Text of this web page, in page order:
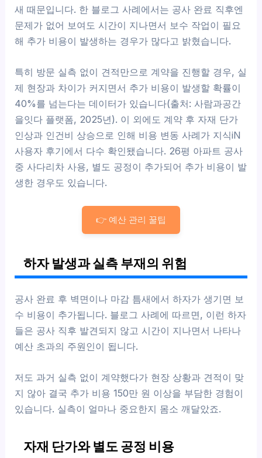
새 때문입니다. 한 블로그 사례에서는 공사 완료 직후엔
문제가 없어 보여도 시간이 지나면서 보수 작업이 필요
해 추가 비용이 발생하는 경우가 많다고 밝혔습니다.
특히 방문 실측 없이 견적만으로 계약을 진행할 경우, 실
제 현장과 차이가 커지면서 추가 비용이 발생할 확률이
40%를 넘는다는 데이터가 있습니다(출처: 사람과공간
을잇다 플랫폼, 2025년). 이 외에도 계약 후 자재 단가
인상과 인건비 상승으로 인해 비용 변동 사례가 지식iN
사용자 후기에서 다수 확인됐습니다. 26평 아파트 공사
중 사다리차 사용, 별도 공정이 추가되어 추가 비용이 발
생한 경우도 있습니다.
👉 예산 관리 꿀팁
하자 발생과 실측 부재의 위험
공사 완료 후 벽면이나 마감 틈새에서 하자가 생기면 보
수 비용이 추가됩니다. 블로그 사례에 따르면, 이런 하자
들은 공사 직후 발견되지 않고 시간이 지나면서 나타나
예산 초과의 주원인이 됩니다.
저도 과거 실측 없이 계약했다가 현장 상황과 견적이 맞
지 않아 결국 추가 비용 150만 원 이상을 부담한 경험이
있습니다. 실측이 얼마나 중요한지 몸소 깨달았죠.
자재 단가와 별도 공정 비용